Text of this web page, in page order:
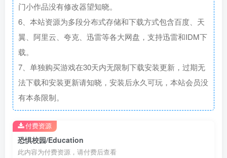
门小作品没有修改器望知晓。
6、本站资源为多段分布式存储和下载方式包含百度、天
翼、阿里云、夸克、迅雷等各大网盘，支持迅雷和IDM下
载。
7、单独购买游戏在30天内无限制下载安装更新，过期无
法下载和安装更新请知晓，安装后永久可玩，本站会员没
有本条限制。
恐惧校园/Education
此内容为付费资源，请付费后查看
付费资源